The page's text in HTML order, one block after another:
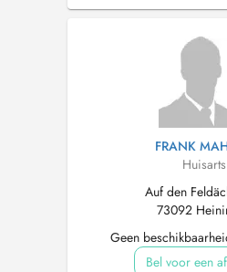
FRANK
Huisarts
Auf den
73092
Geen
Bel voor een